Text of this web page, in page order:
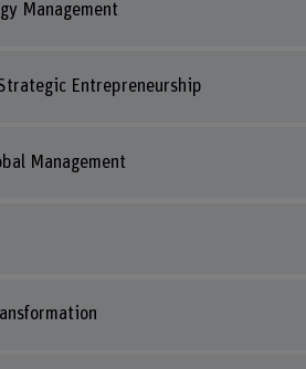
Management
Entrepreneurship
Management